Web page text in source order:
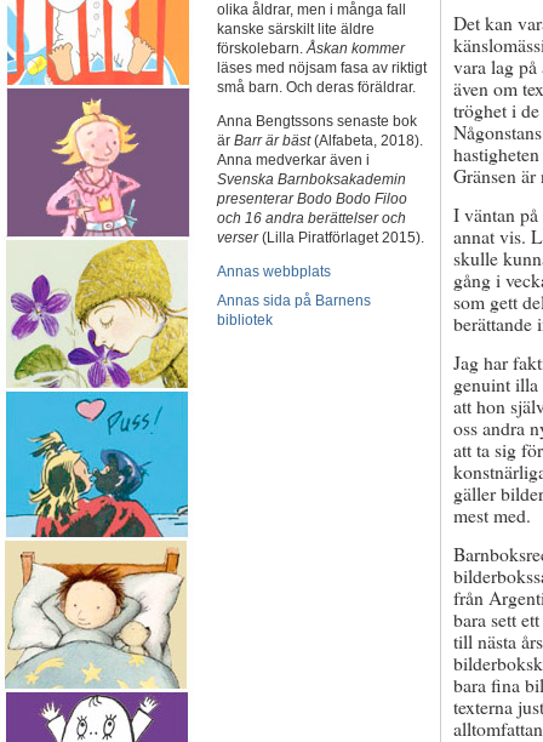
olika åldrar, men i många fall
kanske särskilt lite äldre
förskolebarn.Åskan kommer
läses med nöjsam fasa av riktigt
små barn. Och deras föräldrar.
Anna Bengtssons senaste bok
är Barr är bäst(Alfabeta, 2018).
Anna medverkar även i
Svenska Barnboksakademin
presenterar Bodo Bodo Filoo
och 16 andra berättelser och
verser(Lilla Piratförlaget 2015).
Annas webbplats
Annas sida på Barnens
bibliotek
Det kan
vara lag
även om
tröghet i
Gränsen
I väntan
annat vis.
skulle
gång i
som gett
berättande
Jag har
genuint illa
att hon
oss andra
att ta sig
gäller
mest med.
från
bara sett
till nästa
bara fina
texterna